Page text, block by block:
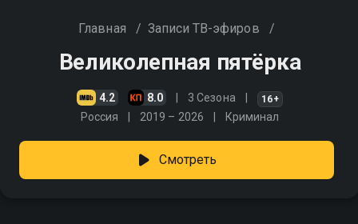
Главная / Записи ТВ-эфиров /
Великолепная пятёрка
4.2 8.0 3 Сезона 16+
Россия 2019 – 2026 Криминал
Смотреть